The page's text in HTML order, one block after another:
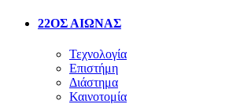
22ΟΣ ΑΙΩΝΑΣ
Τεχνολογία
Επιστήμη
Διάστημα
Καινοτομία